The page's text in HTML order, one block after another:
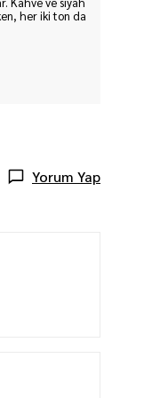
her iki ton da
Yorum Yap